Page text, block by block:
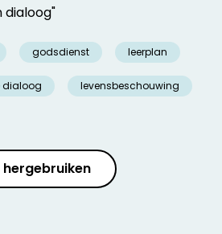
dialoog"
godsdienst leerplan
dialoog levensbeschouwing
hergebruiken